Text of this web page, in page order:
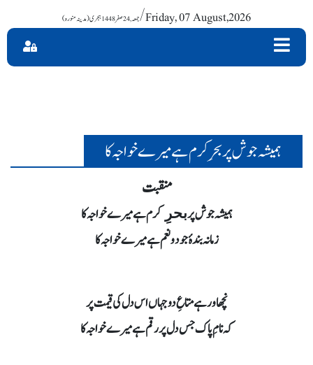
جمعہ , 24 صفر 1448 ہجری (مدینہ منورہ)/ Friday, 07 August,2026
ہمیشہ جوش پر بحرِ کرم ہے میرے خواجہ کا
منقبت
ہمیشہ جوش پربحرِکرم ہے میرے خواجہ کا
زمانہ بندۂ جود و نعم ہے میرے خواجہ کا
نچھاور ہے متاعِ دوجہاں اس دل کی قیمت پر
کہ نامِ پاک جس دل پر رقم ہے میرے خواجہ کا